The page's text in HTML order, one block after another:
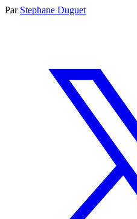
Par Stephane Duguet